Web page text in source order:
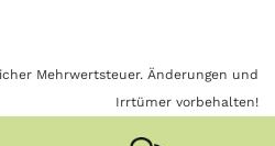
Mehrwertsteuer. Änderungen und
Irrtümer vorbehalten!